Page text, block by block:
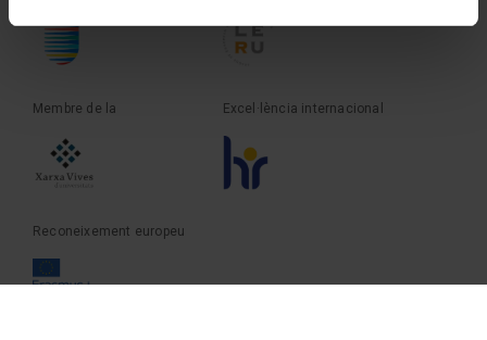
Membre de la Excel·lència internacional
Reconeixement europeu